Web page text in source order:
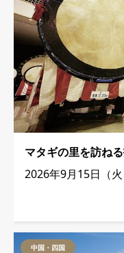
マタギの里を訪ね
2026年9月15日（
中国・四国